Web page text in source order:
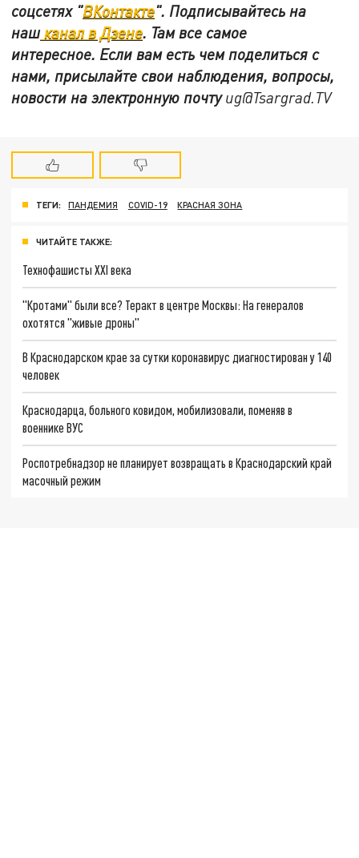
соцсетях "ВКонтакте". Подписывайтесь на
нашканал в Дзене. Там все самое
интересное. Если вам есть чем поделиться с
нами, присылайте свои наблюдения, вопросы,
новости на электронную почту ug@Tsargrad.TV
ТЕГИ: ПАНДЕМИЯ COVID-19 КРАСНАЯ ЗОНА
ЧИТАЙТЕ ТАКЖЕ:
Технофашисты XXI века
"Кротами" были все? Теракт в центре Москвы: На генералов
охотятся "живые дроны"
В Краснодарском крае за сутки коронавирус диагностирован у 140
человек
Краснодарца, больного ковидом, мобилизовали, поменяв в
военнике ВУС
Роспотребнадзор не планирует возвращать в Краснодарский край
масочный режим